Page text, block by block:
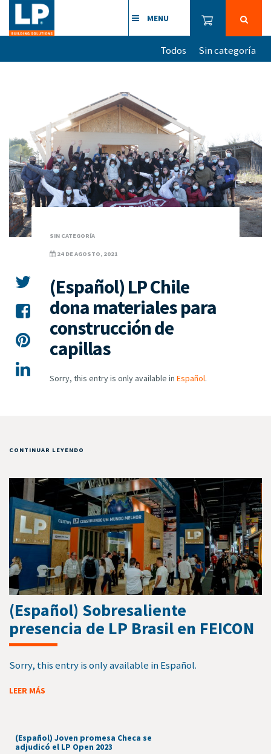
MENU
Todos Sin categoría
SIN CATEGORÍA
24 DE AGOSTO, 2021
(Español) LP Chile
dona materiales para
construcción de
capillas
Sorry, this entry is only available inEspañol.
CONTINUAR LEYENDO
(Español) Sobresaliente
presencia de LP Brasil en FEICON
Sorry, this entry is only available in Español.
LEER MÁS
(Español) Joven promesa Checa se
adjudicó el LP Open 2023